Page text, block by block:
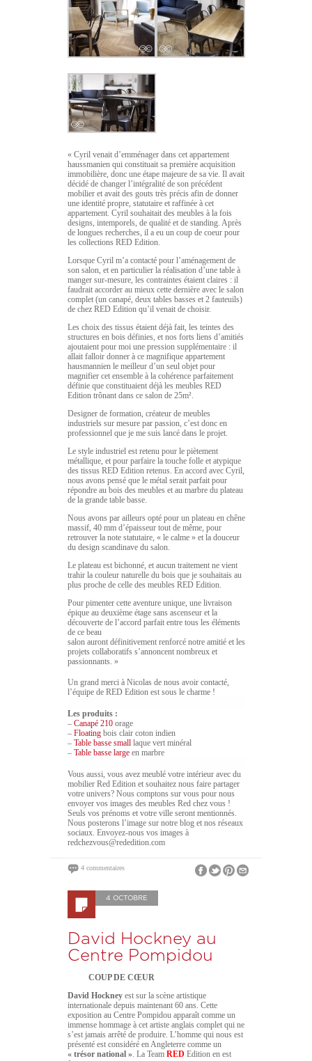
« Cyril venait d’emménager dans cet appartement
haussmanien qui constituait sa première acquisition
immobilière, donc une étape majeure de sa vie. Il avait
décidé de changer l’intégralité de son précédent
mobilier et avait des gouts très précis afin de donner
une identité propre, statutaire et raffinée à cet
appartement. Cyril souhaitait des meubles à la fois
designs, intemporels, de qualité et de standing. Après
de longues recherches, il a eu un coup de coeur pour
les collections RED Edition.
Lorsque Cyril m’a contacté pour l’aménagement de
son salon, et en particulier la réalisation d’une table à
manger sur-mesure, les contraintes étaient claires : il
faudrait accorder au mieux cette dernière avec le salon
complet (un canapé, deux tables basses et 2 fauteuils)
de chez RED Edition qu’il venait de choisir.
Les choix des tissus étaient déjà fait, les teintes des
structures en bois définies, et nos forts liens d’amitiés
ajoutaient pour moi une pression supplémentaire : il
allait falloir donner à ce magnifique appartement
hausmannien le meilleur d’un seul objet pour
magnifier cet ensemble à la cohérence parfaitement
définie que constituaient déjà les meubles RED
Edition trônant dans ce salon de 25m².
Designer de formation, créateur de meubles
industriels sur mesure par passion, c’est donc en
professionnel que je me suis lancé dans le projet.
Le style industriel est retenu pour le piètement
métallique, et pour parfaire la touche folle et atypique
des tissus RED Edition retenus. En accord avec Cyril,
nous avons pensé que le métal serait parfait pour
répondre au bois des meubles et au marbre du plateau
de la grande table basse.
Nous avons par ailleurs opté pour un plateau en chêne
massif, 40 mm d’épaisseur tout de même, pour
retrouver la note statutaire, « le calme » et la douceur
du design scandinave du salon.
Le plateau est bichonné, et aucun traitement ne vient
trahir la couleur naturelle du bois que je souhaitais au
plus proche de celle des meubles RED Edition.
Pour pimenter cette aventure unique, une livraison
épique au deuxième étage sans ascenseur et la
découverte de l’accord parfait entre tous les éléments
de ce beau
salon auront définitivement renforcé notre amitié et les
projets collaboratifs s’annoncent nombreux et
passionnants. »
Un grand merci à Nicolas de nous avoir contacté,
l’équipe de RED Edition est sous le charme !
Les produits :
– Canapé 210 orage
– Floatingbois clair coton indien
– Table basse smalllaque vert minéral
– Table basse largeen marbre
Vous aussi, vous avez meublé votre intérieur avec du
mobilier Red Edition et souhaitez nous faire partager
votre univers? Nous comptons sur vous pour nous
envoyer vos images des meubles Red chez vous !
Seuls vos prénoms et votre ville seront mentionnés.
Nous posterons l’image sur notre blog et nos réseaux
sociaux. Envoyez-nous vos images à
redchezvous@rededition.com
4 commentaires
4 OCTOBRE
David Hockney au
Centre Pompidou
COUP DE CŒUR
David Hockneyest sur la scène artistique
internationale depuis maintenant 60 ans. Cette
exposition au Centre Pompidou apparaît comme un
immense hommage à cet artiste anglais complet qui ne
s’est jamais arrêté de produire. L’homme qui nous est
présenté est considéré en Angleterre comme un
« trésor national ». La Team RED Edition en est